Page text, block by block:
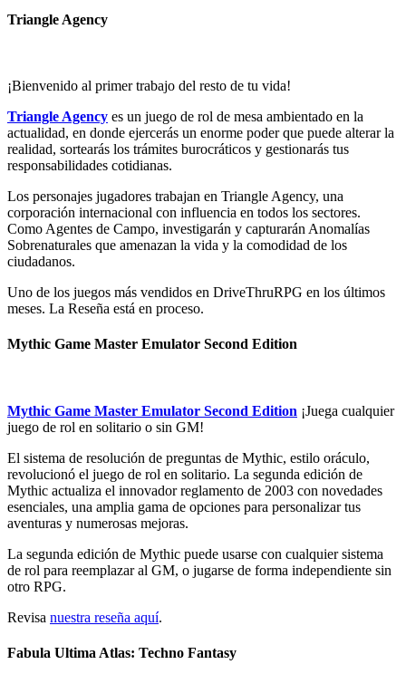
Triangle Agency
¡Bienvenido al primer trabajo del resto de tu vida!
Triangle Agency es un juego de rol de mesa ambientado en la
actualidad, en donde ejercerás un enorme poder que puede alterar la
realidad, sortearás los trámites burocráticos y gestionarás tus
responsabilidades cotidianas.
Los personajes jugadores trabajan en Triangle Agency, una
corporación internacional con influencia en todos los sectores.
Como Agentes de Campo, investigarán y capturarán Anomalías
Sobrenaturales que amenazan la vida y la comodidad de los
ciudadanos.
Uno de los juegos más vendidos en DriveThruRPG en los últimos
meses. La Reseña está en proceso.
Mythic Game Master Emulator Second Edition
Mythic Game Master Emulator Second Edition ¡Juega cualquier
juego de rol en solitario o sin GM!
El sistema de resolución de preguntas de Mythic, estilo oráculo,
revolucionó el juego de rol en solitario. La segunda edición de
Mythic actualiza el innovador reglamento de 2003 con novedades
esenciales, una amplia gama de opciones para personalizar tus
aventuras y numerosas mejoras.
La segunda edición de Mythic puede usarse con cualquier sistema
de rol para reemplazar al GM, o jugarse de forma independiente sin
otro RPG.
Revisa nuestra reseña aquí.
Fabula Ultima Atlas: Techno Fantasy